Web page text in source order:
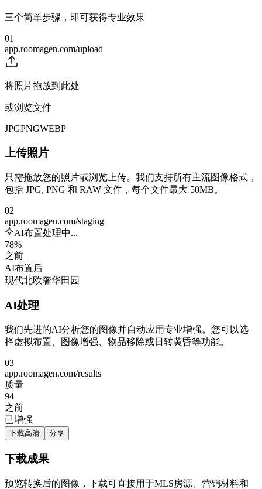
三个简单步骤，即可获得专业效果
01
app.roomagen.com/upload
将照片拖放到此处
或浏览文件
JPGPNGWEBP
上传照片
只需拖放您的照片或浏览上传。我们支持所有主流图像格式，
包括 JPG, PNG 和 RAW 文件，每个文件最大 50MB。
02
app.roomagen.com/staging
AI布置处理中...
78%
之前
AI布置后
现代北欧奢华田园
AI处理
我们先进的AI分析您的图像并自动应用专业增强。您可以选
择虚拟布置、图像增强、物品移除或日转黄昏等功能。
03
app.roomagen.com/results
质量
94
之前
已增强
下载高清 分享
下载成果
预览转换后的图像，下载可直接用于MLS房源、营销材料和